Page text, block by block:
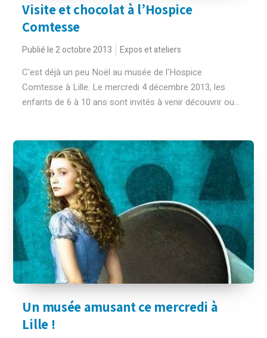
Visite et chocolat à l’Hospice
Comtesse
Publié le 2 octobre 2013 Expos et ateliers
C'est déjà un peu Noël au musée de l'Hospice
Comtesse à Lille. Le mercredi 4 décembre 2013, les
enfants de 6 à 10 ans sont invités à venir découvrir ou...
Un musée amusant ce mercredi à
Lille !